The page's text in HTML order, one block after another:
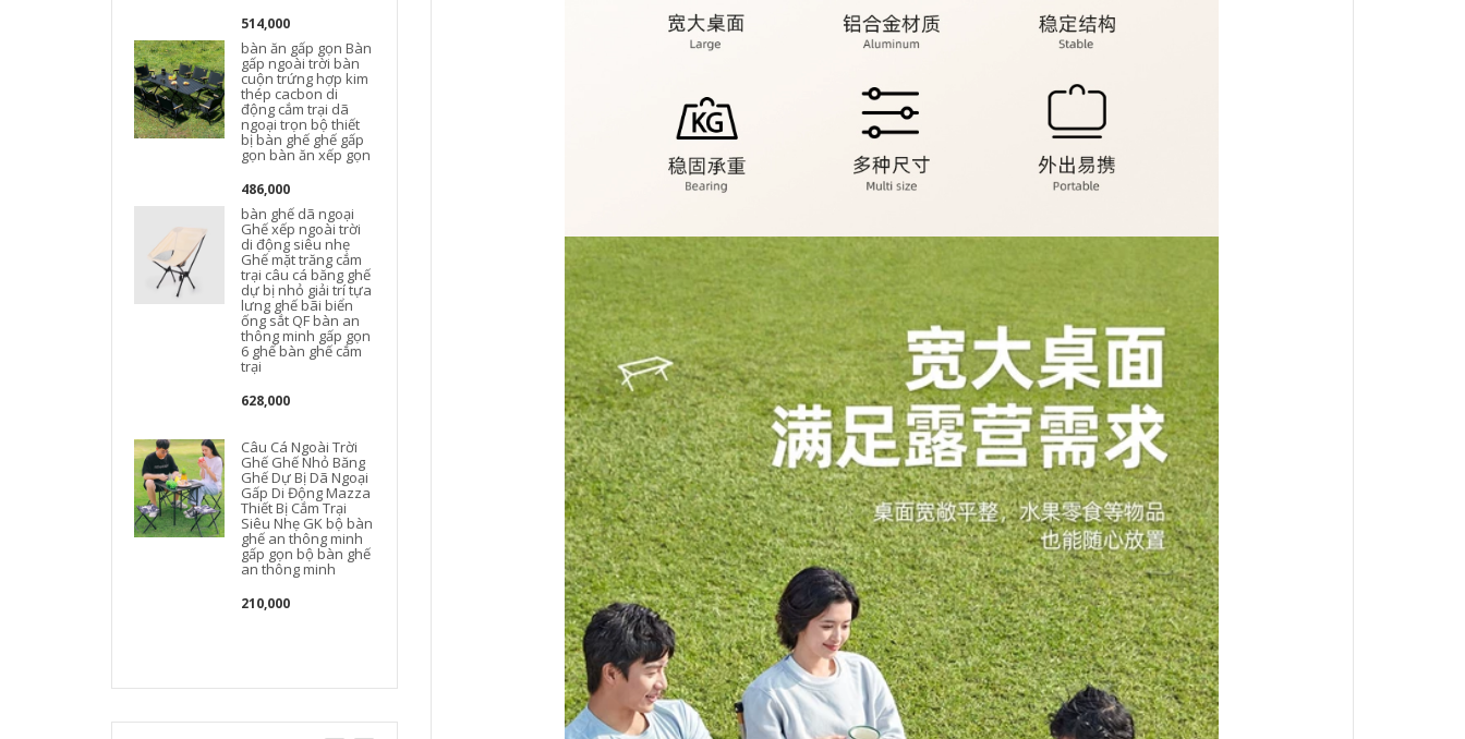
514,000
bàn ăn gấp gọn Bàn
gấp ngoài trời bàn
cuộn trứng hợp kim
thép cacbon di
động cắm trại dã
ngoại trọn bộ thiết
bị bàn ghế ghế gấp
gọn bàn ăn xếp gọn
486,000
bàn ghế dã ngoại
Ghế xếp ngoài trời
di động siêu nhẹ
Ghế mặt trăng cắm
trại câu cá băng ghế
dự bị nhỏ giải trí tựa
lưng ghế bãi biển
ống sắt QF bàn an
thông minh gấp gọn
6 ghế bàn ghế cắm
trại
628,000
Câu Cá Ngoài Trời
Ghế Ghế Nhỏ Băng
Ghế Dự Bị Dã Ngoại
Gấp Di Động Mazza
Thiết Bị Cắm Trại
Siêu Nhẹ GK bộ bàn
ghế an thông minh
gấp gọn bộ bàn ghế
an thông minh
210,000
Ghế xếp ngoài trời,
ghế gấp di động,
ghế tựa nhỏ sinh
viên nghệ thuật
Mazar, ghế cắm trại
siêu nhẹ, ghế câu cá
bàn ghế du lịch ghế
ghế gấp gọn Đô Thị
Sóng Ghế Gấp
Ngoài Trời Cắm Trại
Gấp Di Động Phân
Xếp Hàng Hiện Vật
Câu Cá Pony Băng
Ghế Dự Bị bộ bàn
ghế ăn cơm gấp gọn
cắm trại Maza nhỏ
ghế gấp gọn ghế
Ngoài Trời Di Động
Bàn Gấp Trứng Bàn
Gian Hàng Cắm Trại
Giải Trí Dã Ngoại
Bàn Ghế Đa Năng
Thiết Bị Hoàn Chỉnh
363,000
ghế nằm gấp gọn Đô
Thị Sóng Ngoài Trời
Ghế Gấp Di Động
Thiết Bị Đánh Cá
Ghế Phân Nghệ Sĩ
Phác Thảo Ghế Gấp
ghế ngủ gấp gọn
bàn ghế dã ngoại
289,000
Đô Thị Sóng Ghế
Gấp Ngoài Trời Di
Động Giải Trí Cắm
Trại Ghế Gỗ Chắc
Chắn Siêu Nhẹ
Trăng Bướm Ghế
bàn ghế gấp gọn
bàn ghế ăn gấp gọn
724,000